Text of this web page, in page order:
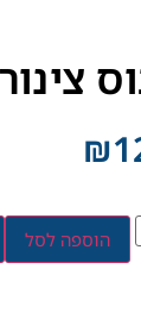
₪
הוספה לסל